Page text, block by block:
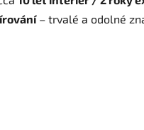
– trvalé a odolné